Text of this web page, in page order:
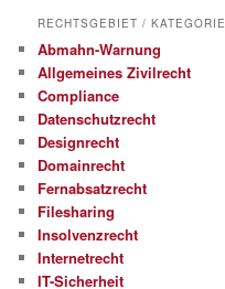
RECHTSGEBIET / KATEGORIE
Abmahn-Warnung
Allgemeines Zivilrecht
Compliance
Datenschutzrecht
Designrecht
Domainrecht
Fernabsatzrecht
Filesharing
Insolvenzrecht
Internetrecht
IT-Sicherheit